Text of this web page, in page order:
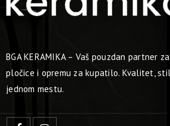
BGA KERAMIKA – Vaš pouzdan partner
pločice i opremu za kupatilo. Kvalitet,
jednom mestu.